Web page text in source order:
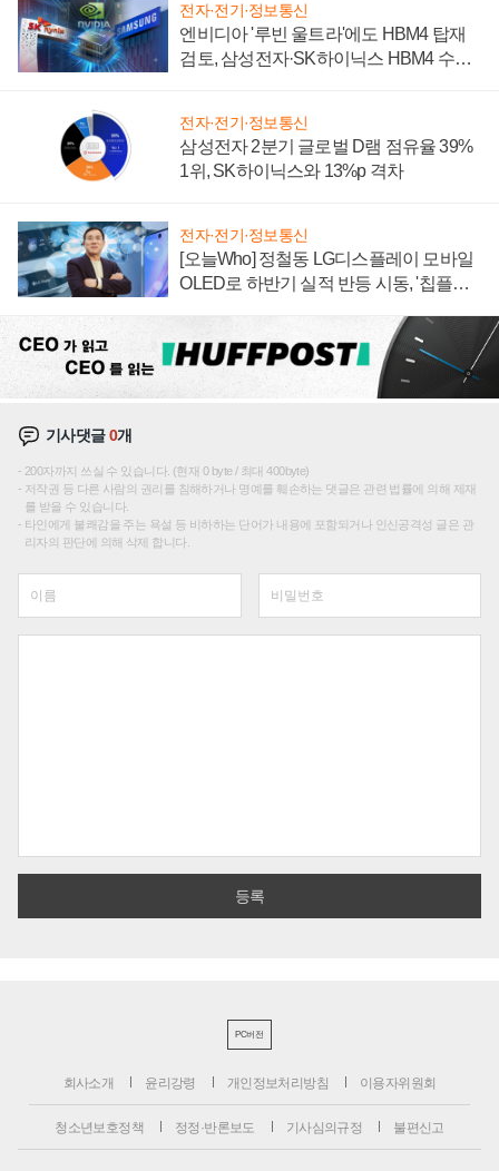
전자·전기·정보통신
엔비디아 '루빈 울트라'에도 HBM4 탑재
검토, 삼성전자·SK하이닉스 HBM4 수율
전자·전기·정보통신
삼성전자 2분기 글로벌 D램 점유율 39%
1위, SK하이닉스와 13%p 격차
전자·전기·정보통신
[오늘Who] 정철동 LG디스플레이 모바일
OLED로 하반기 실적 반등 시동, '칩플레
기사댓글0개
200자까지 쓰실 수 있습니다. (현재 0 byte / 최대 400byte)
저작권 등 다른 사람의 권리를 침해하거나 명예를 훼손하는 댓글은 관련 법률에 의해 제재
를 받을 수 있습니다.
타인에게 불쾌감을 주는 욕설 등 비하하는 단어가 내용에 포함되거나 인신공격성 글은 관
리자의 판단에 의해 삭제 합니다.
PC버전
회사소개 윤리강령 개인정보처리방침 이용자위원회
청소년보호정책 정정·반론보도 기사심의규정 불편신고